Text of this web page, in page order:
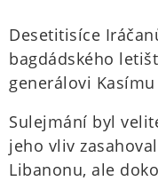
Desetitisíce
bagdádského
generálovi
Sulejmání byl
jeho vliv
Libanonu, ale